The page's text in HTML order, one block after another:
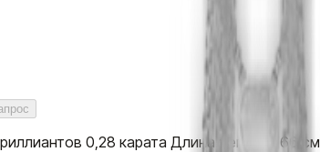
0,28 карата Длина цепочки 66 см